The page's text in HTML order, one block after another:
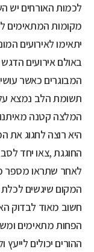
לכמות האורחים יש
מקומות המתאימים
יתאימו לאירועים
באולם אירועים הדגש
המבוגרים כאשר
תשומת הלב נמצא
המלצה קטנה מאיתנו:
היא רוצה לחגוג את
החוגגת ,צאו יחד
לאחר שתראו מספר
המקום שיגשים
חשוב מאוד לבדוק
הפחות מתאימים
ההורים יכולים